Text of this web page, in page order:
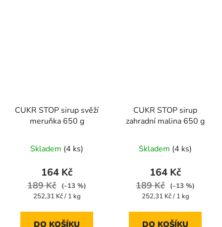
CUKR STOP sirup svěží
meruňka 650 g
Skladem (4 ks)
164 Kč
189 Kč
(–13 %)
Měrná
252,31 Kč / 1 kg
DO KOŠÍKU
CUKR STOP sirup
zahradní malina 650 g
Skladem (4 ks)
164 Kč
189 Kč
(–13 %)
Měrná
252,31 Kč / 1 kg
DO KOŠÍKU